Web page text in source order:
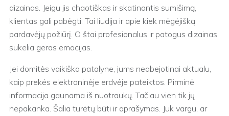
dizainas. Jeigu jis chaotiškas ir skatinantis sumišimą,
klientas gali pabėgti. Tai liudija ir apie kiek mėgėjišką
pardavėjų požiūrį. O štai profesionalus ir patogus dizainas
sukelia geras emocijas.
Jei domitės vaikiška patalyne, jums neabejotinai aktualu,
kaip prekės elektroninėje erdvėje pateiktos. Pirminė
informacija gaunama iš nuotraukų. Tačiau vien tik jų
nepakanka. Šalia turėtų būti ir aprašymas. Juk vargu, ar